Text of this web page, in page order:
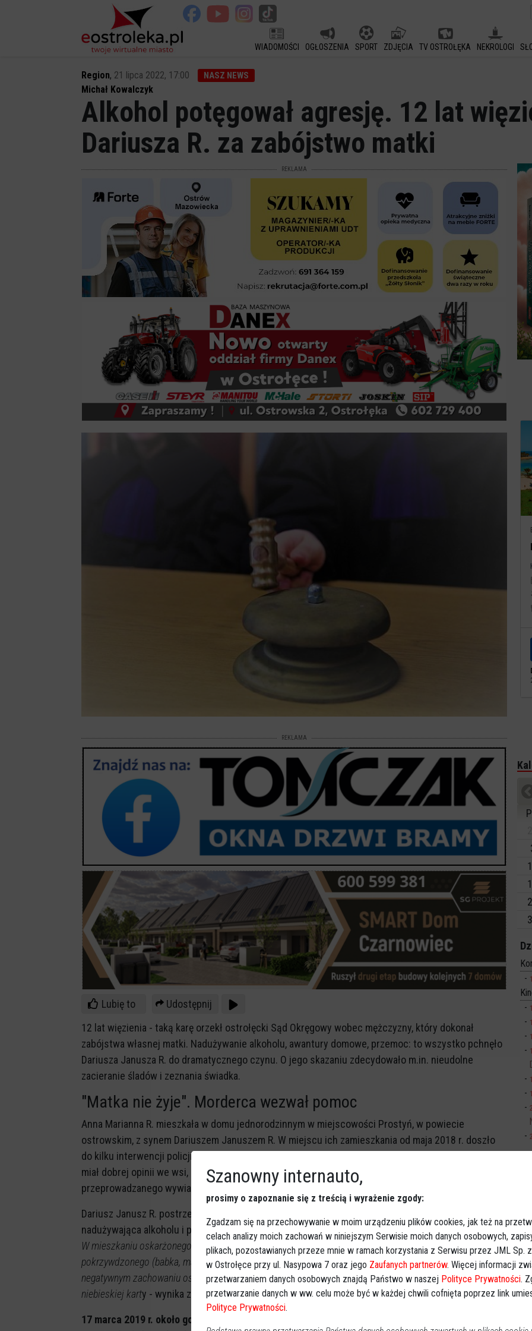
WIADOMOŚCI OGŁOSZENIA SPORT ZDJĘCIA TV OSTROŁĘKA NEKROLOGI
Region, 21 lipca 2022, 17:00 NASZ NEWS
Michał Kowalczyk
Alkohol potęgował agresję. 12 lat
Dariusza R. za zabójstwo matki
REKLAMA
REKLAMA
Lubię to
Udostępnij
12 lat więzienia - taką karę orzekł ostrołęcki Sąd Okręgowy wobec mężczyzny, który dokonał
zabójstwa własnej matki. Nadużywanie alkoholu, awantury domowe, przemoc: to wszystko pchnęło
Dariusza Janusza R. do dramatycznego czynu. O jego skazaniu zdecydowało m.in. nieudolne
zacieranie śladów i zeznania świadka.
"Matka nie żyje". Morderca wezwał pomoc
Anna Marianna R. mieszkała w domu jednorodzinnym w miejscowości Prostyń, w powiecie
ostrowskim, z synem Dariuszem Januszem R. W miejscu ich zamieszkania od maja 2018 r. doszło
do kilku interwencji policji związanych z nagannym zachowaniem syna wobec matki. Mężczyzna nie
miał dobrej opinii we wsi, a mieszkańcy niechętnie chcieli wypowiadać się na jego temat podczas
przeprowadzanego wywiadu środowiskowego.
Dariusz Janusz R. postrzegany był jako osoba
nadużywająca alkoholu i przebywająca często w towarzystwie podobnie zachowujących się osób. -
W mieszkaniu oskarżonego zgłaszane były interwencje, jednak osoby mogące mieć status
pokrzywdzonego (babka, matka), nie zdecydowały się na złożenie zawiadomienia o przestępstwie. O
negatywnym zachowaniu oskarżonego w miejscu zamieszkania świadczy również wszczęta procedura
niebieskiej karty - wynika z sądowych materiałów w tej sprawie.
17 marca 2019 r. około godziny 2.00 w nocy 39-letni wówczas Dariusz Janusz R. wezwał karetkę
Szanowny internauto,
prosimy o zapoznanie się z treścią i wyrażenie zgody:
Zgadzam się na przechowywanie w moim urządzeniu plików cookies, jak też na
celach analizy moich zachowań w niniejszym Serwisie moich danych osobowych,
plikach, pozostawianych przeze mnie w ramach korzystania z Serwisu przez JML Sp.
w Ostrołęce przy ul. Nasypowa 7 oraz jego Zaufanych partnerów. Więcej informacji
przetwarzaniem danych osobowych znajdą Państwo w naszej Polityce Prywatności.
przetwarzanie danych w ww. celu może być w każdej chwili cofnięta poprzez link
Polityce Prywatności.